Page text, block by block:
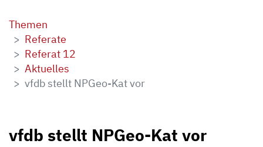
Themen
Referate
Referat 12
Aktuelles
vfdb stellt NPGeo-Kat vor
vfdb stellt NPGeo-Kat vor